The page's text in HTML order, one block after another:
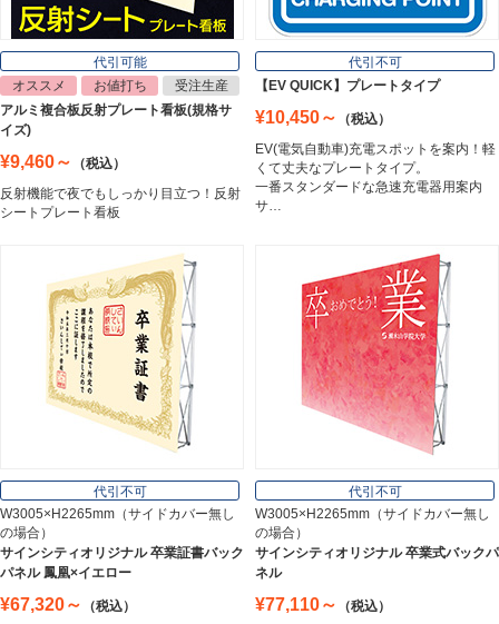
看板照明
Lighting Equipment
トラスコ中山
Trusco Nakayama
インテリア
Interior
オフィス用品
Office Supplies
ステンレス切文字
Stainless Sign
代引可能
オススメ
お値打ち
受注生産
アルミ複合板反射プレート看板(規格サ
イズ)
¥9,460～
（税込）
反射機能で夜でもしっかり目立つ！反射
シートプレート看板
代引不可
【EV QUICK】プレートタイプ
¥10,450～
（税込）
EV(電気自動車)充電スポットを案内！軽
くて丈夫なプレートタイプ。
一番スタンダードな急速充電器用案内
サ…
代引不可
W3005×H2265mm（サイドカバー無し
の場合）
サインシティオリジナル 卒業証書バック
パネル 鳳凰×イエロー
¥67,320～
（税込）
代引不可
W3005×H2265mm（サイドカバー無し
の場合）
サインシティオリジナル 卒業式バックパ
ネル
¥77,110～
（税込）